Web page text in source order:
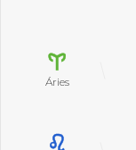
Áries